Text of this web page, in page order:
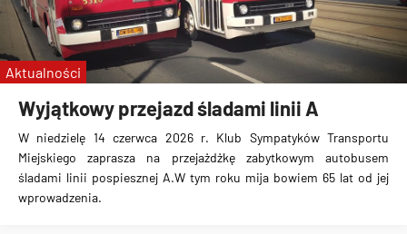
Wyjątkowy przejazd śladami linii A
W niedzielę 14 czerwca 2026 r. Klub Sympatyków Transportu
Miejskiego zaprasza na przejażdżkę zabytkowym autobusem
śladami linii pospiesznej A.W tym roku mija bowiem 65 lat od jej
wprowadzenia.
Aktualności